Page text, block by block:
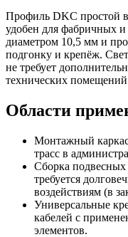
Профиль DKC простой
удобен для фабричных
диаметром 10,5 мм и
подгонку и крепёж.
не требует
технических
Области
Монтажный
трасс в
Сборка подвесных
требуется
воздействиям (в
Универсальные
кабелей с
элементов.